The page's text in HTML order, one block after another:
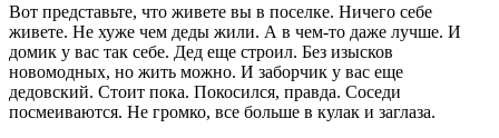
Вот представьте, что живете вы в поселке. Ничего себе
живете. Не хуже чем деды жили. А в чем-то даже лучше. И
домик у вас так себе. Дед еще строил. Без изысков
новомодных, но жить можно. И заборчик у вас еще
дедовский. Стоит пока. Покосился, правда. Соседи
посмеиваются. Не громко, все больше в кулак и заглаза.